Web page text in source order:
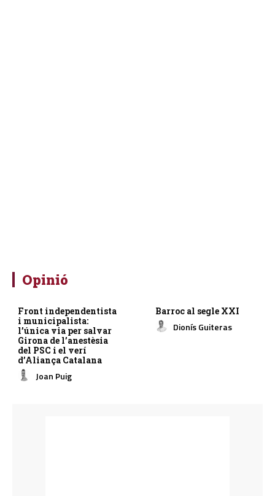
Opinió
Front independentista
i municipalista:
l’única via per salvar
Girona de l’anestèsia
del PSC i el verí
d’Aliança Catalana
Joan Puig
Barroc al segle XXI
Dionís Guiteras